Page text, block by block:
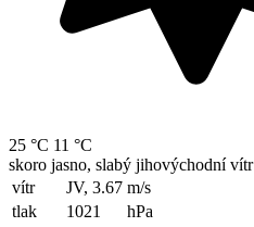
25 °C 11 °C
skoro jasno, slabý jihovýchodní vítr
vítr
JV, 3.67 m/s
tlak
1021
hPa